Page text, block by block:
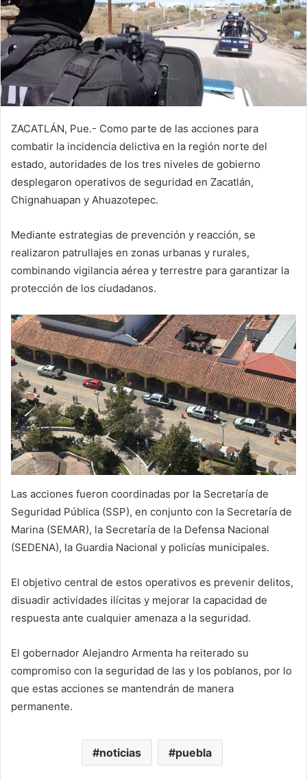
ZACATLÁN, Pue.- Como parte de las acciones para
combatir la incidencia delictiva en la región norte del
estado, autoridades de los tres niveles de gobierno
desplegaron operativos de seguridad en Zacatlán,
Chignahuapan y Ahuazotepec.
Mediante estrategias de prevención y reacción, se
realizaron patrullajes en zonas urbanas y rurales,
combinando vigilancia aérea y terrestre para garantizar la
protección de los ciudadanos.
Las acciones fueron coordinadas por la Secretaría de
Seguridad Pública (SSP), en conjunto con la Secretaría de
Marina (SEMAR), la Secretaría de la Defensa Nacional
(SEDENA), la Guardia Nacional y policías municipales.
El objetivo central de estos operativos es prevenir delitos,
disuadir actividades ilícitas y mejorar la capacidad de
respuesta ante cualquier amenaza a la seguridad.
El gobernador Alejandro Armenta ha reiterado su
compromiso con la seguridad de las y los poblanos, por lo
que estas acciones se mantendrán de manera
permanente.
noticias puebla